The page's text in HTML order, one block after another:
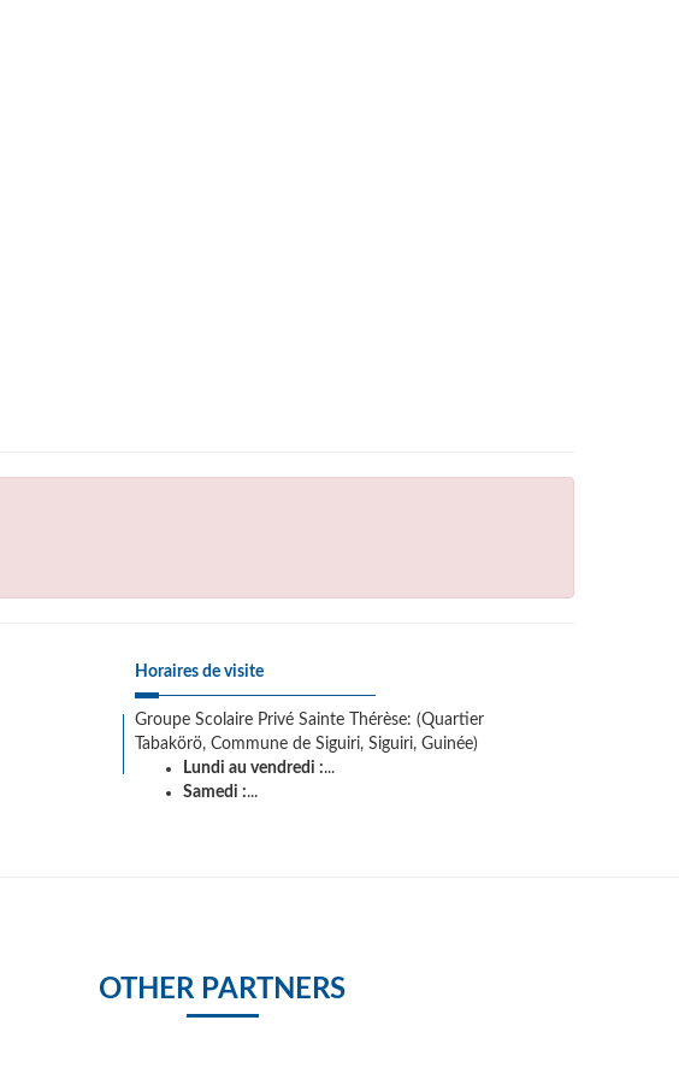
Horaires de visite
Groupe Scolaire Privé Sainte Thérèse: (Quartier
Tabakörö, Commune de Siguiri, Siguiri, Guinée)
Lundi au vendredi :...
Samedi :...
OTHER PARTNERS